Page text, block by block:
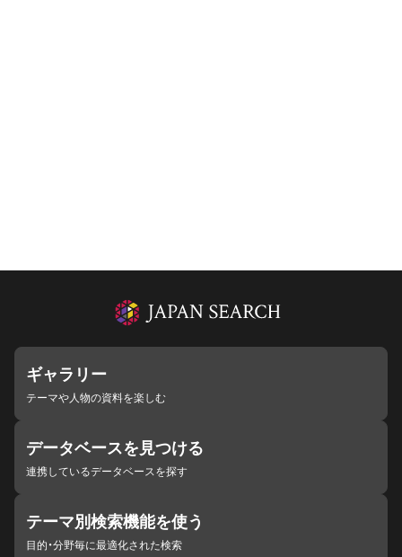
ギャラリー
テーマや人物の資料を楽しむ
データベースを見つける
連携しているデータベースを探す
テーマ別検索機能を使う
目的・分野毎に最適化された検索